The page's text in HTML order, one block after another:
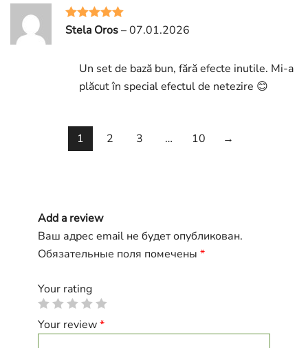
Rated5out
Stela Oros–07.01.2026
Un set de bază bun, fără efecte inutile. Mi-a
plăcut în special efectul de netezire 😊
1 2 3 … 10 →
Add a review
Ваш адрес email не будет опубликован.
Обязательные поля помечены *
Your rating
Your review*